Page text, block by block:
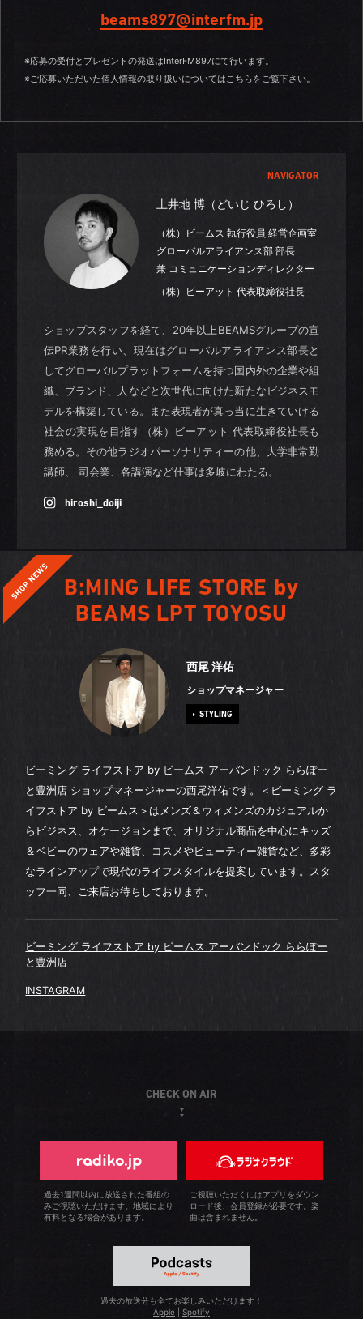
beams897@interfm.jp
※応募の受付とプレゼントの発送はInterFM897にて行います。
※ご応募いただいた個人情報の取り扱いについては こちらをご覧下さい。
NAVIGATOR
土井地 博（どいじ ひろし）
（株）ビームス 執行役員 経営企画室
グローバルアライアンス部 部長
兼 コミュニケーションディレクター
（株）ビーアット 代表取締役社長
ショップスタッフを経て、20年以上BEAMSグループの宣
伝PR業務を行い、現在はグローバルアライアンス部長と
してグローバルプラットフォームを持つ国内外の企業や組
織、ブランド、人などと次世代に向けた新たなビジネスモ
デルを構築している。また表現者が真っ当に生きていける
社会の実現を目指す（株）ビーアット 代表取締役社長も
務める。その他ラジオパーソナリティーの他、大学非常勤
講師、 司会業、各講演など仕事は多岐にわたる。
hiroshi_doiji
B:MING LIFE STORE by
BEAMS LPT TOYOSU
西尾 洋佑
ショップマネージャー
STYLING
ビーミング ライフストア by ビームス アーバンドック ららぽー
と豊洲店 ショップマネージャーの西尾洋佑です。＜ビーミング ラ
イフストア by ビームス＞はメンズ＆ウィメンズのカジュアルか
らビジネス、オケージョンまで、オリジナル商品を中心にキッズ
＆ベビーのウェアや雑貨、コスメやビューティー雑貨など、多彩
なラインアップで現代のライフスタイルを提案しています。スタ
ッフ一同、ご来店お待ちしております。
ビーミング ライフストア by ビームス アーバンドック ららぽー
と豊洲店
INSTAGRAM
CHECK ON AIR
過去1週間以内に放送された番組の
みご視聴いただけます。地域により
有料となる場合があります。
ご視聴いただくにはアプリをダウン
ロード後、会員登録が必要です。楽
曲は含まれません。
過去の放送分も全てお楽しみいただけます！
Apple
Spotify